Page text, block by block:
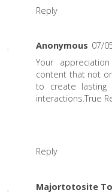
Reply
Anonymous 07/
Your
content that not
to create lasting
interactions.True
Reply
Majortotosite